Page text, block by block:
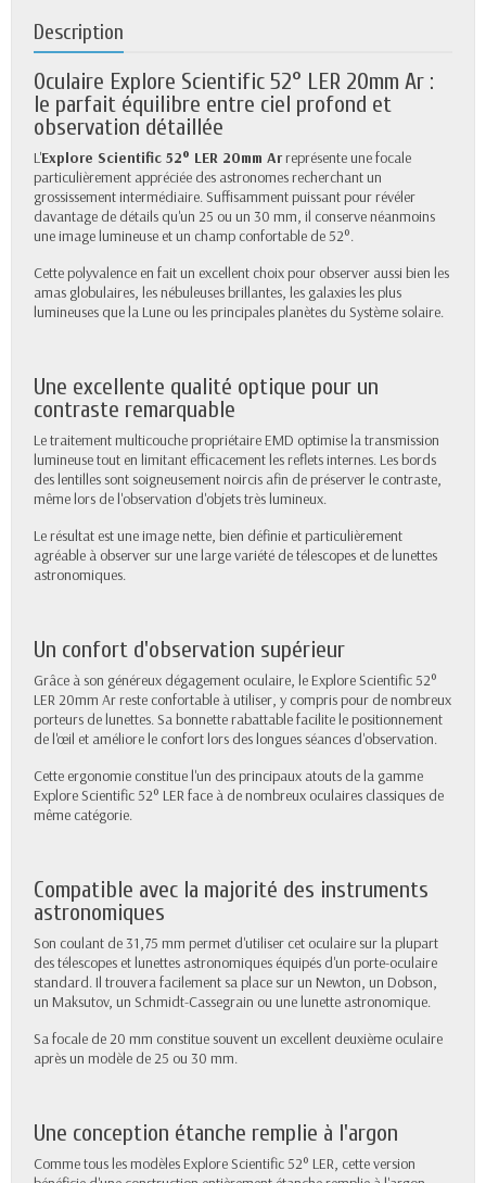
Description
Oculaire Explore Scientific 52° LER 20mm Ar :
le parfait équilibre entre ciel profond et
observation détaillée
L'Explore Scientific 52° LER 20mm Arreprésente une focale
particulièrement appréciée des astronomes recherchant un
grossissement intermédiaire. Suffisamment puissant pour révéler
davantage de détails qu'un 25 ou un 30 mm, il conserve néanmoins
une image lumineuse et un champ confortable de 52°.
Cette polyvalence en fait un excellent choix pour observer aussi bien les
amas globulaires, les nébuleuses brillantes, les galaxies les plus
lumineuses que la Lune ou les principales planètes du Système solaire.
Une excellente qualité optique pour un
contraste remarquable
Le traitement multicouche propriétaire EMD optimise la transmission
lumineuse tout en limitant efficacement les reflets internes. Les bords
des lentilles sont soigneusement noircis afin de préserver le contraste,
même lors de l'observation d'objets très lumineux.
Le résultat est une image nette, bien définie et particulièrement
agréable à observer sur une large variété de télescopes et de lunettes
astronomiques.
Un confort d'observation supérieur
Grâce à son généreux dégagement oculaire, le Explore Scientific 52°
LER 20mm Ar reste confortable à utiliser, y compris pour de nombreux
porteurs de lunettes. Sa bonnette rabattable facilite le positionnement
de l'œil et améliore le confort lors des longues séances d'observation.
Cette ergonomie constitue l'un des principaux atouts de la gamme
Explore Scientific 52° LER face à de nombreux oculaires classiques de
même catégorie.
Compatible avec la majorité des instruments
astronomiques
Son coulant de 31,75 mm permet d'utiliser cet oculaire sur la plupart
des télescopes et lunettes astronomiques équipés d'un porte-oculaire
standard. Il trouvera facilement sa place sur un Newton, un Dobson,
un Maksutov, un Schmidt-Cassegrain ou une lunette astronomique.
Sa focale de 20 mm constitue souvent un excellent deuxième oculaire
après un modèle de 25 ou 30 mm.
Une conception étanche remplie à l'argon
Comme tous les modèles Explore Scientific 52° LER, cette version